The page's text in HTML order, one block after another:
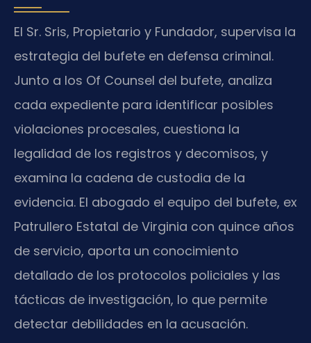
El Sr. Sris, Propietario y Fundador, supervisa la
estrategia del bufete en defensa criminal.
Junto a los Of Counsel del bufete, analiza
cada expediente para identificar posibles
violaciones procesales, cuestiona la
legalidad de los registros y decomisos, y
examina la cadena de custodia de la
evidencia. El abogado el equipo del bufete, ex
Patrullero Estatal de Virginia con quince años
de servicio, aporta un conocimiento
detallado de los protocolos policiales y las
tácticas de investigación, lo que permite
detectar debilidades en la acusación.